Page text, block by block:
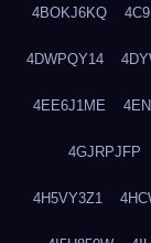
4BOKJ6KQ
4DWPQY14
4EE6J1ME
4GJRPJFP
4H5VY3Z1